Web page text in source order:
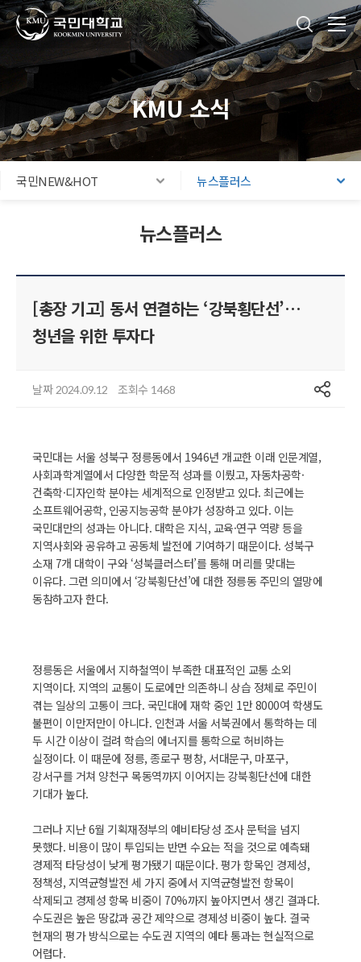
주메뉴 바로가기
본문내용 바로가기
푸터 바로가기
국민대학교
KMU 소식
국민NEW&HOT 뉴스플러스
뉴스플러스
[총장 기고] 동서 연결하는 ‘강북횡단선’…
청년을 위한 투자다
날짜 2024.09.12 조회수 1468 공유
국민대는 서울 성북구 정릉동에서 1946년 개교한 이래 인문계열,
사회과학계열에서 다양한 학문적 성과를 이뤘고, 자동차공학·
건축학·디자인학 분야는 세계적으로 인정받고 있다. 최근에는
소프트웨어공학, 인공지능공학 분야가 성장하고 있다. 이는
국민대만의 성과는 아니다. 대학은 지식, 교육·연구 역량 등을
지역사회와 공유하고 공동체 발전에 기여하기 때문이다. 성북구
소재 7개 대학이 구와 ‘성북클러스터’를 통해 머리를 맞대는
이유다. 그런 의미에서 ‘강북횡단선’에 대한 정릉동 주민의 열망에
동참하고자 한다.
정릉동은 서울에서 지하철역이 부족한 대표적인 교통 소외
지역이다. 지역의 교통이 도로에만 의존하니 상습 정체로 주민이
겪는 일상의 고통이 크다. 국민대에 재학 중인 1만 8000여 학생도
불편이 이만저만이 아니다. 인천과 서울 서북권에서 통학하는 데
두 시간 이상이 걸려 학습의 에너지를 통학으로 허비하는
실정이다. 이 때문에 정릉, 종로구 평창, 서대문구, 마포구,
강서구를 거쳐 양천구 목동역까지 이어지는 강북횡단선에 대한
기대가 높다.
그러나 지난 6월 기획재정부의 예비타당성 조사 문턱을 넘지
못했다. 비용이 많이 투입되는 반면 수요는 적을 것으로 예측돼
경제적 타당성이 낮게 평가됐기 때문이다. 평가 항목인 경제성,
정책성, 지역균형발전 세 가지 중에서 지역균형발전 항목이
삭제되고 경제성 항목 비중이 70%까지 높아지면서 생긴 결과다.
수도권은 높은 땅값과 공간 제약으로 경제성 비중이 높다. 결국
현재의 평가 방식으로는 수도권 지역의 예타 통과는 현실적으로
어렵다.